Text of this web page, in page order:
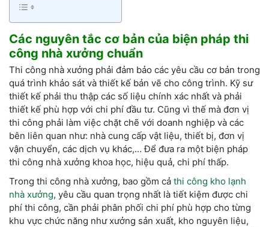
Các nguyên tắc cơ bản của biện pháp thi
công nhà xưởng chuẩn
Thi công nhà xưởng phải đảm bảo các yêu cầu cơ bản trong
quá trình khảo sát và thiết kế bản vẽ cho công trình. Kỹ sư
thiết kế phải thu thập các số liệu chính xác nhất và phải
thiết kế phù hợp với chi phí đầu tư. Cũng vì thế mà đơn vị
thi công phải làm việc chặt chẽ với doanh nghiệp và các
bên liên quan như: nhà cung cấp vật liệu, thiết bị, đơn vị
vận chuyển, các dịch vụ khác,… Để đưa ra một biện pháp
thi công nhà xưởng khoa học, hiệu quả, chi phí thấp.
Trong thi công nhà xưởng, bao gồm cả thi công kho lạnh
nhà xưởng, yêu cầu quan trọng nhất là tiết kiệm được chi
phí thi công, cần phải phân phối chi phí phù hợp cho từng
khu vực chức năng như xưởng sản xuất, kho nguyên liệu,